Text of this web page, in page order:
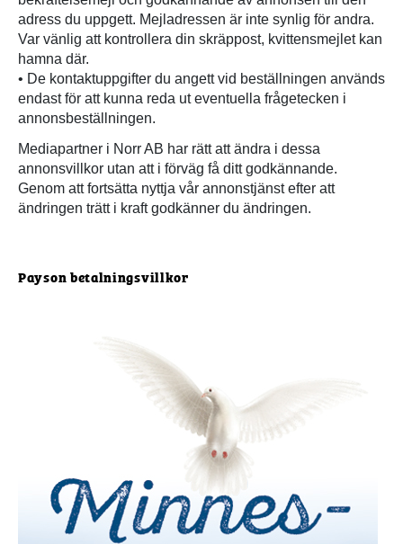
adress du uppgett. Mejladressen är inte synlig för andra.
Var vänlig att kontrollera din skräppost, kvittensmejlet kan
hamna där.
• De kontaktuppgifter du angett vid beställningen används
endast för att kunna reda ut eventuella frågetecken i
annonsbeställningen.
Mediapartner i Norr AB har rätt att ändra i dessa
annonsvillkor utan att i förväg få ditt godkännande.
Genom att fortsätta nyttja vår annonstjänst efter att
ändringen trätt i kraft godkänner du ändringen.
Payson betalningsvillkor